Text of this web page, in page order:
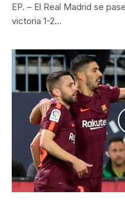
EP. – El Real Madrid se
victoria 1-2…